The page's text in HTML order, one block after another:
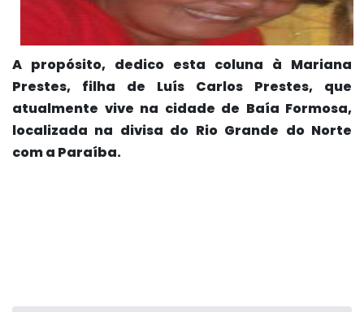
A propósito, dedico esta coluna à Mariana
Prestes, filha de Luís Carlos Prestes, que
atualmente vive na cidade de Baía Formosa,
localizada na divisa do Rio Grande do Norte
com a Paraíba.